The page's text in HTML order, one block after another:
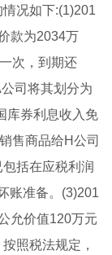
况如下:(1)201
款为2034万
次，到期还
司将其划分为
库券利息收入免
售商品给H公司
括在应税利润
账准备。(3)201
允价值120万元
照税法规定，